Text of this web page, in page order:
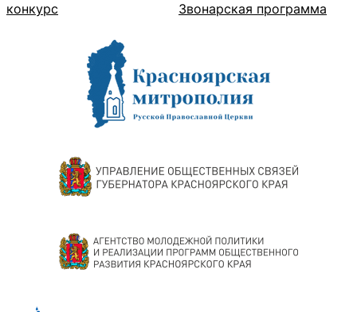
конкурс
Звонарская программа